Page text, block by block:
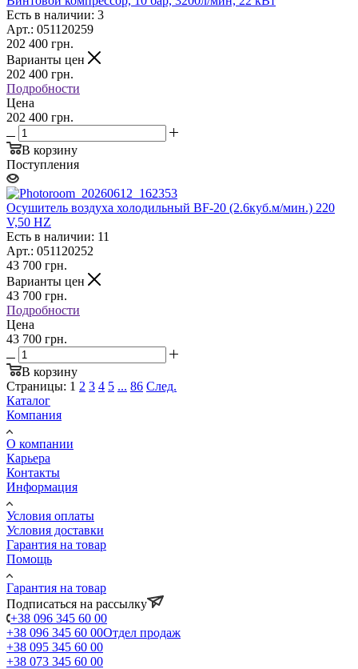
Есть в наличии: 3
Арт.: 051120259
202 400 грн.
Варианты цен
202 400 грн.
Подробности
Цена
202 400 грн.
В корзину
Поступления
Осушитель воздуха холодильный BF-20 (2.6куб.м/мин.) 220
V,50 HZ
Есть в наличии: 11
Арт.: 051120252
43 700 грн.
Варианты цен
43 700 грн.
Подробности
Цена
43 700 грн.
В корзину
Страницы: 1 2 3 4 5 ... 86 След.
Каталог
Компания
О компании
Карьера
Контакты
Информация
Условия оплаты
Условия доставки
Гарантия на товар
Помощь
Гарантия на товар
Подписаться на рассылку
+38 096 345 60 00
+38 096 345 60 00Отдел продаж
+38 095 345 60 00
+38 073 345 60 00